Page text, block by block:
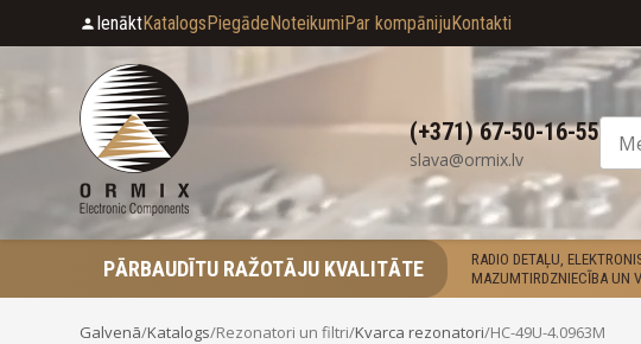
IenāktKatalogsPiegādeNoteikumiPar kompānijuKontakti
(+371) 67-50-16-55
slava@ormix.lv
PĀRBAUDĪTU RAŽOTĀJU KVALITĀTE
RADIO DETAĻU,
MAZUMTIRDZNIECĪBA UN
Galvenā/Katalogs/Rezonatori un filtri/Kvarca rezonatori/HC-49U-4.0963M